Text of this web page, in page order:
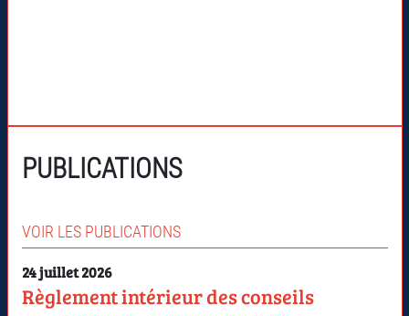
PUBLICATIONS
VOIR LES PUBLICATIONS
24 juillet 2026
Règlement intérieur des conseils